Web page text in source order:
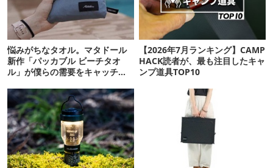
悩みがちなタオル。マタドール
新作「パッカブル ビーチタオ
ル」が僕らの需要をキャッチし
【2026年7月ランキング】CAMP
HACK読者が、最も注目したキャ
ンプ道具TOP10